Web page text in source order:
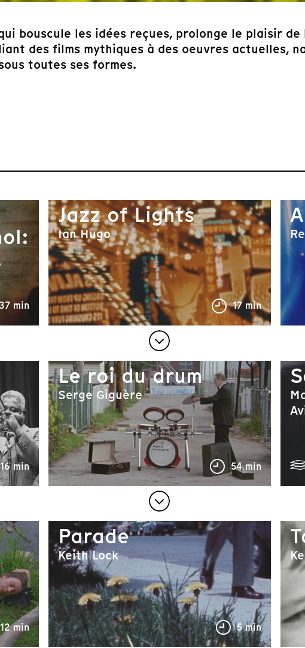
bouscule les idées reçues, prolonge le plaisir
des films mythiques à des oeuvres actuelles,
toutes ses formes.
37 min
Jazz of Lights
Ian Hugo
17 min
16 min
Le roi du drum
Serge Giguère
54 min
12 min
Parade
Keith Lock
5 min